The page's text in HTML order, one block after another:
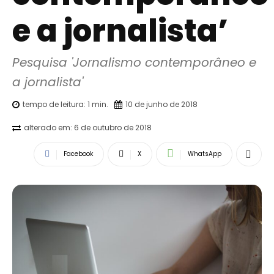
e a jornalista’
Pesquisa 'Jornalismo contemporâneo e
a jornalista'
tempo de leitura: 1 min. 10 de junho de 2018
alterado em: 6 de outubro de 2018
Facebook X WhatsApp